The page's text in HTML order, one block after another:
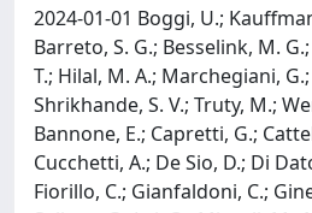
2024-01-01 Boggi, U.;
Barreto, S. G.; Besselink, M.
T.; Hilal, M. A.; Marchegiani, G.;
Shrikhande, S. V.; Truty, M.;
Bannone, E.; Capretti, G.;
Cucchetti, A.; De Sio, D.; Di
Fiorillo, C.; Gianfaldoni, C.;